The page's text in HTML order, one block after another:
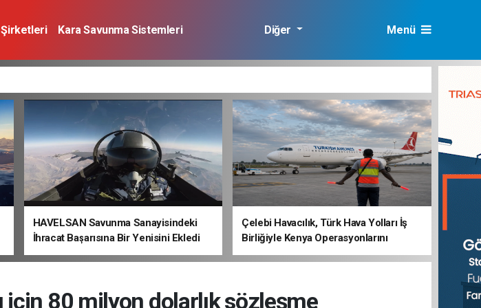
Şirketleri
Kara Savunma Sistemleri
Diğer Menü
HAVELSAN Savunma Sanayisindeki
İhracat Başarısına Bir Yenisini Ekledi
Çelebi Havacılık, Türk Hava Yolları İş
Birliğiyle Kenya Operasyonlarını
Güçlendiriyor
için 80 milyon dolarlık sözleşme